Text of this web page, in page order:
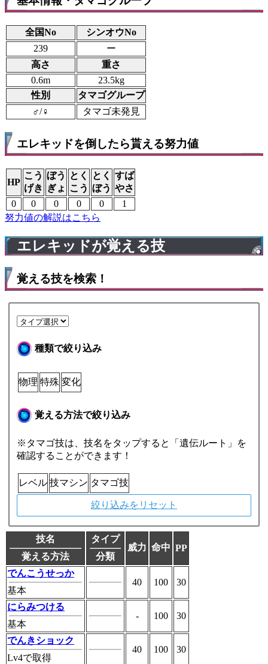
全国No
シンオウNo
239
ー
高さ
重さ
0.6m
23.5kg
性別
タマゴグループ
♂/♀
タマゴ未発見
エレキッドを倒したら貰える努力値
HP
こう
げき
ぼう
ぎょ
とく
こう
とく
ぼう
すば
やさ
0
0 0 0 0
1
努力値の解説はこちら
エレキッドが覚える技
覚える技を検索！
種類で絞り込み
物理 特殊 変化
覚える方法で絞り込み
※タマゴ技は、技名をタップすると「遺伝ルート」を
確認することができます！
レベル 技マシン タマゴ技
絞り込みをリセット
技名
覚える方法
タイプ
分類
威力 命中 PP
でんこうせっか
基本
40 100 30
にらみつける
基本
- 100 30
でんきショック
Lv4で取得
40 100 30